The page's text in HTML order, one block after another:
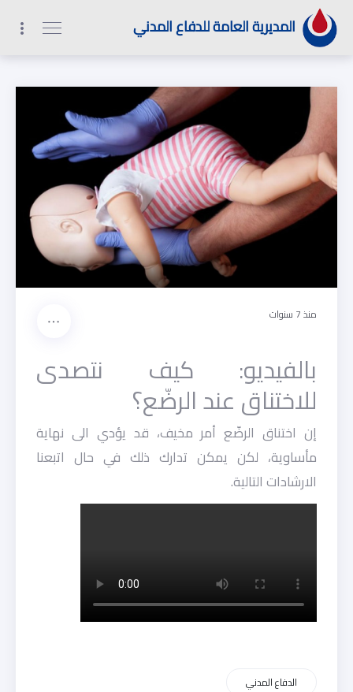
المديرية العامة للدفاع المدني
0
1
منذ 7 سنوات
بالفيديو: كيف نتصدى
للاختناق عند الرضّع؟
إن اختناق الرضّع أمر مخيف، قد يؤدي الى نهاية
مأساوية، لكن يمكن تدارك ذلك في حال اتبعنا
الارشادات التالية.
الدفاع المدني